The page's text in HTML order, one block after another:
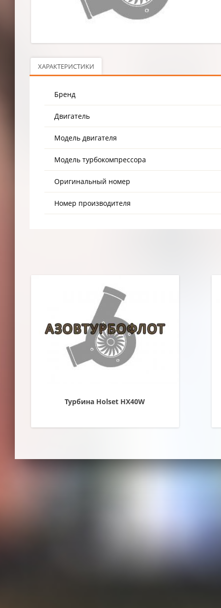
ХАРАКТЕРИСТИКИ
Бренд
Двигатель
Модель двигателя
Модель турбокомпрессора
Оригинальный номер
Номер производителя
Турбина Holset HX40W